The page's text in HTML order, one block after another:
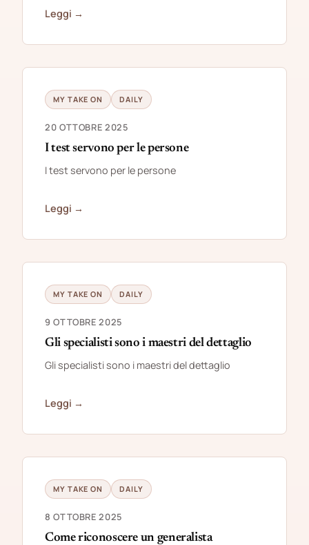
Leggi →
MY TAKE ON DAILY
20 OTTOBRE 2025
I test servono per le persone
I test servono per le persone
Leggi →
MY TAKE ON DAILY
9 OTTOBRE 2025
Gli specialisti sono i maestri del dettaglio
Gli specialisti sono i maestri del dettaglio
Leggi →
MY TAKE ON DAILY
8 OTTOBRE 2025
Come riconoscere un generalista